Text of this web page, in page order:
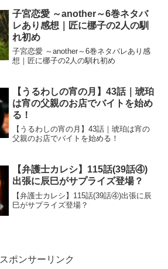
子宮恋愛 ～another～6巻ネタバ
レあり感想｜匠に梛子の2人の馴
れ初め
子宮恋愛 ～another～6巻ネタバレあり感
想｜匠に梛子の2人の馴れ初め
【うるわしの宵の月】43話｜琥珀
は宵の父親のお店でバイトを始め
る！
【うるわしの宵の月】43話｜琥珀は宵の
父親のお店でバイトを始める！
【弁護士カレシ】115話(39話④)
出張に辰巳がサプライズ登場？
【弁護士カレシ】115話(39話④)出張に辰
巳がサプライズ登場？
スポンサーリンク